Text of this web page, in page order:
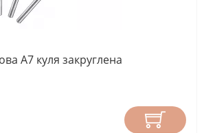
А7 куля закруглена